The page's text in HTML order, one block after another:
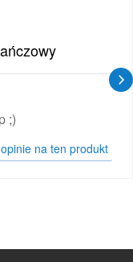
;)
na ten produkt